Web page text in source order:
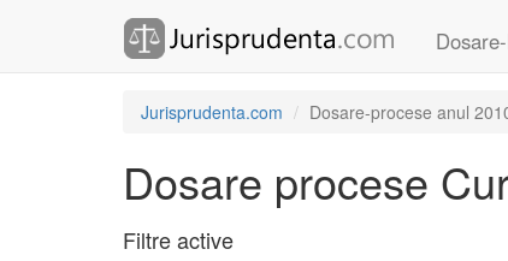
Jurisprudenta.com Dosare-procese anul
Dosare procese
Filtre active